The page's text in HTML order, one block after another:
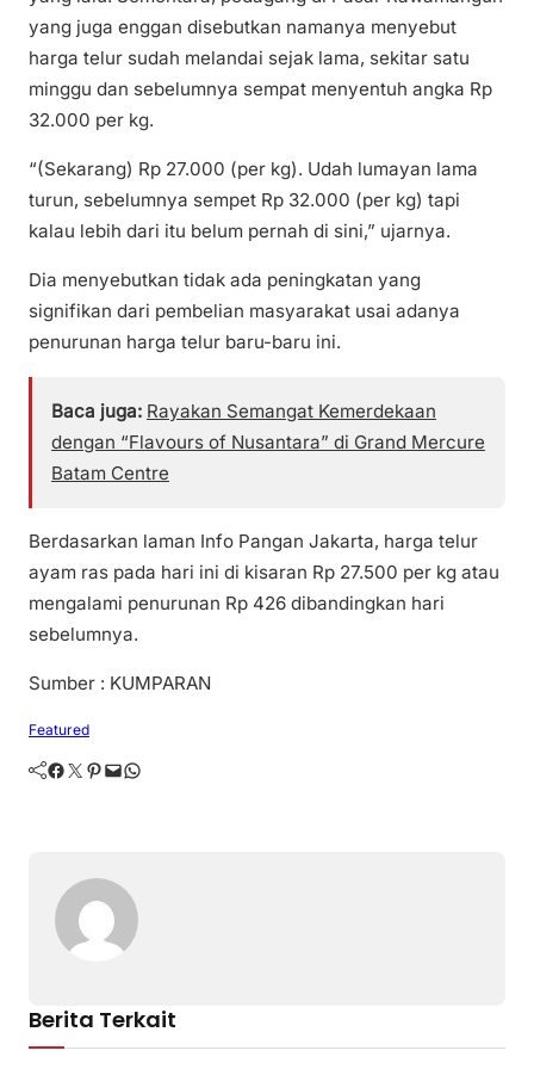
yang juga enggan disebutkan namanya menyebut
harga telur sudah melandai sejak lama, sekitar satu
minggu dan sebelumnya sempat menyentuh angka Rp
32.000 per kg.
“(Sekarang) Rp 27.000 (per kg). Udah lumayan lama
turun, sebelumnya sempet Rp 32.000 (per kg) tapi
kalau lebih dari itu belum pernah di sini,” ujarnya.
Dia menyebutkan tidak ada peningkatan yang
signifikan dari pembelian masyarakat usai adanya
penurunan harga telur baru-baru ini.
Baca juga: Rayakan Semangat Kemerdekaan
dengan “Flavours of Nusantara” di Grand Mercure
Batam Centre
Berdasarkan laman Info Pangan Jakarta, harga telur
ayam ras pada hari ini di kisaran Rp 27.500 per kg atau
mengalami penurunan Rp 426 dibandingkan hari
sebelumnya.
Sumber : KUMPARAN
Featured
Facebook Twitter Pinterest Mail WhatsApp
Berita Terkait